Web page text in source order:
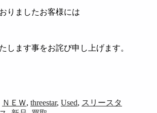
りましたお客様には
します事をお詫び申し上げます。
ＮＥＷ, threestar, Used, スリースタ